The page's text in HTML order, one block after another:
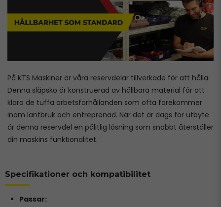
På KTS Maskiner är våra reservdelar tillverkade för att hålla.
Denna släpsko är konstruerad av hållbara material för att
klara de tuffa arbetsförhållanden som ofta förekommer
inom lantbruk och entreprenad. När det är dags för utbyte
är denna reservdel en pålitlig lösning som snabbt återställer
din maskins funktionalitet.
Specifikationer och kompatibilitet
Passar: